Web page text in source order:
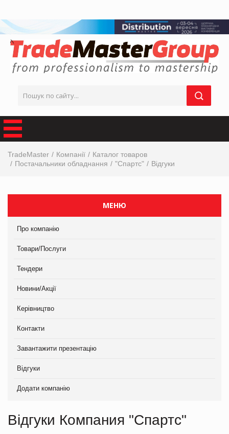
TradeMaster Компанії
Каталог товаров
Постачальники обладнання
"Спартс" Відгуки
МЕНЮ
Про компанію
Товари/Послуги
Тендери
Новини/Акції
Керівництво
Контакти
Завантажити презентацію
Відгуки
Додати компанію
Відгуки Компания "Спартс"